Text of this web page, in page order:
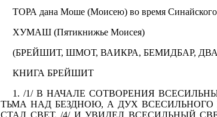
ТОРА дана Моше (Моисею) во время Синайского
ХУМАШ (Пятикнижье Моисея)
(БРЕЙШИТ, ШМОТ, ВАИКРА, БЕМИДБАР,
КНИГА БРЕЙШИТ
1. /1/ В НАЧАЛЕ СОТВОРЕНИЯ
ТЬМА НАД БЕЗДНОЮ, А ДУХ
СТАЛ СВЕТ. /4/ И УВИДЕЛ ВСЕСИЛЬНЫЙ